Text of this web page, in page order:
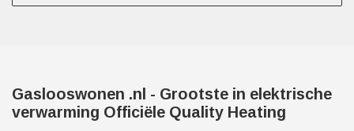
Gaslooswonen .nl - Grootste in elektrische
verwarming Officiële Quality Heating